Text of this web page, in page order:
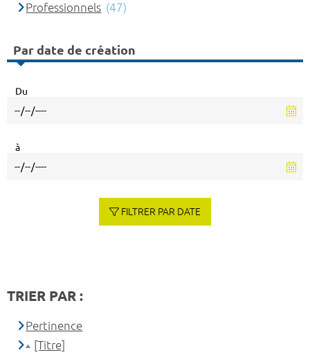
Professionnels (47)
Par date de création
Du
à
FILTRER PAR DATE
TRIER PAR :
Pertinence
[Titre]